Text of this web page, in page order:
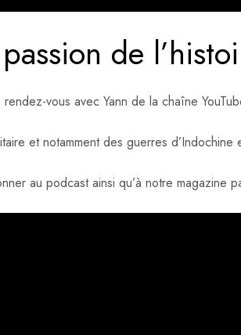
de
vous avec Yann de la chaîne
et notamment des guerres
au podcast ainsi qu’à notre magazine